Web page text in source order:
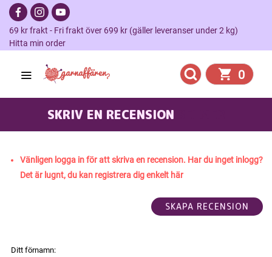
69 kr frakt - Fri frakt över 699 kr (gäller leveranser under 2 kg)
Hitta min order
0
SKRIV EN RECENSION
Vänligen logga in för att skriva en recension. Har du inget inlogg?
Det är lugnt, du kan registrera dig enkelt här
Ditt förnamn: